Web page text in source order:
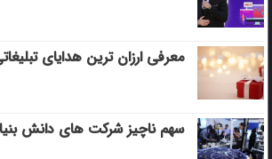
معرفی ارزان ترین هدایای
سهم ناچیز شرکت های دانش